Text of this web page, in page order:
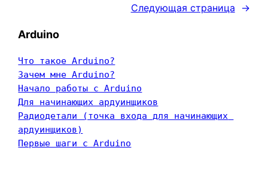
Следующая страница →
Arduino
Что такое Arduino?
Зачем мне Arduino?
Начало работы с Arduino
Для начинающих ардуинщиков
Радиодетали (точка входа для начинающих
ардуинщиков)
Первые шаги с Arduino